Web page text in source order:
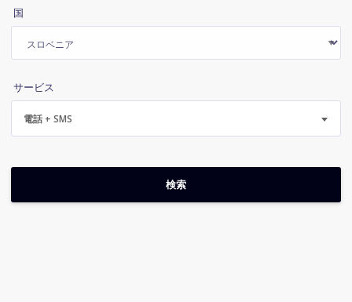
国
サービス
電話 + SMS